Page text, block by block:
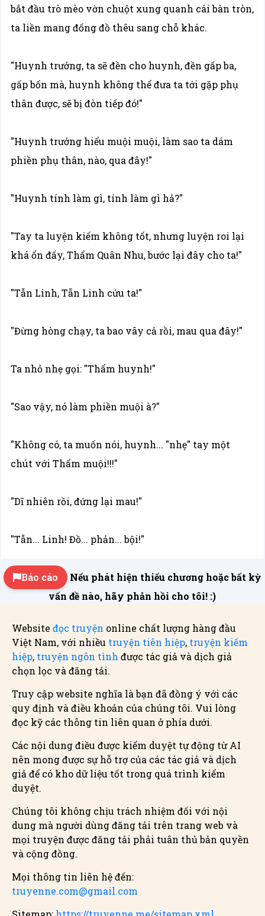
bắt đầu trò mèo vờn chuột xung quanh cái bàn tròn,
ta liền mang đống đồ thêu sang chỗ khác.
"Huynh trưởng, ta sẽ đền cho huynh, đền gấp ba,
gấp bốn mà, huynh không thể đưa ta tới gặp phụ
thân được, sẽ bị đòn tiếp đó!"
"Huynh trưởng hiểu muội muội, làm sao ta dám
phiền phụ thân, nào, qua đây!"
"Huynh tính làm gì, tính làm gì hả?"
"Tay ta luyện kiếm không tốt, nhưng luyện roi lại
khá ổn đấy, Thẩm Quân Nhu, bước lại đây cho ta!"
"Tẫn Linh, Tẫn Linh cứu ta!"
"Đừng hòng chạy, ta bao vây cả rồi, mau qua đây!"
Ta nhỏ nhẹ gọi: "Thẩm huynh!"
"Sao vậy, nó làm phiền muội à?"
"Không có, ta muốn nói, huynh... "nhẹ" tay một
chút với Thẩm muội!!!"
"Dĩ nhiên rồi, đứng lại mau!"
"Tẫn... Linh! Đồ... phản... bội!"
Báo cáo
Nếu phát hiện thiếu chương hoặc bất kỳ
vấn đề nào, hãy phản hồi cho tôi! :)
Website đọc truyện online chất lượng hàng đầu
Việt Nam, với nhiều truyện tiên hiệp, truyện kiếm
hiệp, truyện ngôn tình được tác giả và dịch giả
chọn lọc và đăng tải.
Truy cập website nghĩa là bạn đã đồng ý với các
quy định và điều khoản của chúng tôi. Vui lòng
đọc kỹ các thông tin liên quan ở phía dưới.
Các nội dung điều được kiểm duyệt tự động từ AI
nên mong được sự hỗ trợ của các tác giả và dịch
giả để có kho dữ liệu tốt trong quá trình kiểm
duyệt.
Chúng tôi không chịu trách nhiệm đối với nội
dung mà người dùng đăng tải trên trang web và
mọi truyện được đăng tải phải tuân thủ bản quyền
và cộng đồng.
Mọi thông tin liên hệ đến:
truyenne.com@gmail.com